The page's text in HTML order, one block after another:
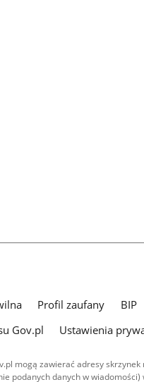
Profil zaufany BIP
Gov.pl
Ustawienia
mogą zawierać adresy
podanych danych w